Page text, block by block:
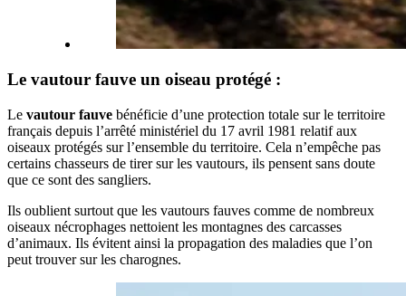
Le vautour fauve un oiseau protégé :
Le vautour fauve bénéficie d’une protection totale sur le territoire
français depuis l’arrêté ministériel du 17 avril 1981 relatif aux
oiseaux protégés sur l’ensemble du territoire. Cela n’empêche pas
certains chasseurs de tirer sur les vautours, ils pensent sans doute
que ce sont des sangliers.
Ils oublient surtout que les vautours fauves comme de nombreux
oiseaux nécrophages nettoient les montagnes des carcasses
d’animaux. Ils évitent ainsi la propagation des maladies que l’on
peut trouver sur les charognes.